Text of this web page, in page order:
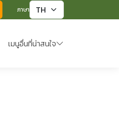
ภาษา
เมนูอื่นที่น่าสนใจ